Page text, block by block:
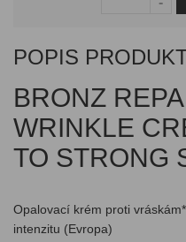
POPIS
BRONZ
WRINKLE
TO STRONG
Opalovací krém proti
intenzitu (Evropa)